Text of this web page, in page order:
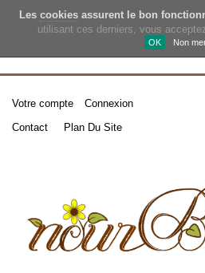
Les cookies assurent le bon
utilisant ces derniers, vous
OK Non
Votre compte
Connexion
Contact
Plan Du Site